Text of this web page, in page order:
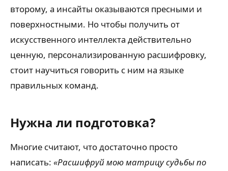
второму, а инсайты оказываются пресными и
поверхностными. Но чтобы получить от
искусственного интеллекта действительно
ценную, персонализированную расшифровку,
стоит научиться говорить с ним на языке
правильных команд.
Нужна ли подготовка?
Многие считают, что достаточно просто
написать: «Расшифруй мою матрицу судьбы по